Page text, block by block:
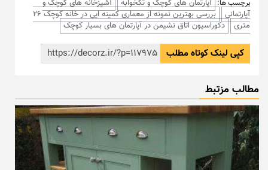
برچسب ها: آپارتمان های کوچک و تکخوابه
آشپزخانه های کوچک و
آپارتمانی
بررسی بهترین نمونه از معماری کمینه ایی در خانه کوچک 26
متری
دکوراسیون اتاق نشیمن در آپارتمان های بسیار کوچک
کپی لینک کوتاه مطلب
مطالب مزتبط